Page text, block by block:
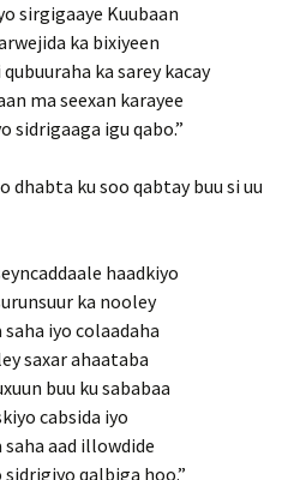
sirgigaaye Kuubaan
ka bixiyeen
ka sarey kacay
ma seexan karayee
sidrigaaga igu qabo.”
dhabta ku soo qabtay buu si uu
haadkiyo
ka nooley
saha iyo colaadaha
saxar ahaataba
buu ku sababaa
cabsida iyo
saha aad illowdide
qalbiga hoo.”